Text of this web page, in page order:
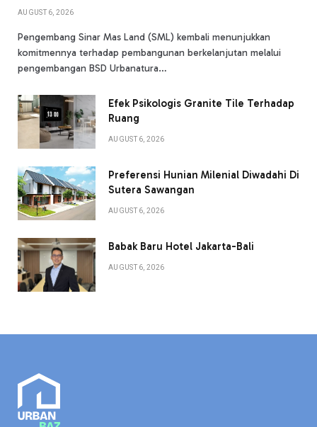
AUGUST 6, 2026
Pengembang Sinar Mas Land (SML) kembali menunjukkan
komitmennya terhadap pembangunan berkelanjutan melalui
pengembangan BSD Urbanatura…
Efek Psikologis Granite Tile Terhadap
Ruang
AUGUST 6, 2026
Preferensi Hunian Milenial Diwadahi Di
Sutera Sawangan
AUGUST 6, 2026
Babak Baru Hotel Jakarta-Bali
AUGUST 6, 2026